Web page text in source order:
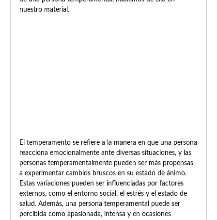
nuestro material.
El temperamento se refiere a la manera en que una persona
reacciona emocionalmente ante diversas situaciones, y las
personas temperamentalmente pueden ser más propensas
a experimentar cambios bruscos en su estado de ánimo.
Estas variaciones pueden ser influenciadas por factores
externos, como el entorno social, el estrés y el estado de
salud. Además, una persona temperamental puede ser
percibida como apasionada, intensa y en ocasiones